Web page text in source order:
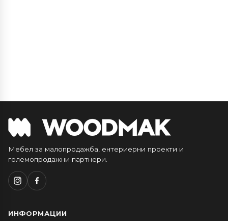
Мебел за малопродажба, ентериерни проекти и
големопродажни партнери.
ИНФОРМАЦИИ